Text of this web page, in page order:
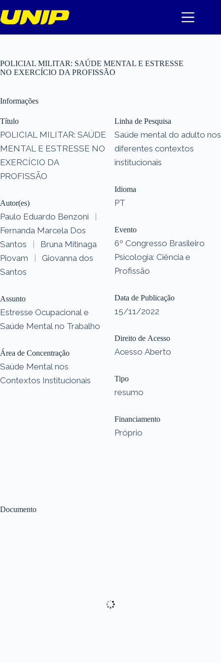
para
o
POLICIAL MILITAR: SAÚDE MENTAL E ESTRESSE
NO EXERCÍCIO DA PROFISSÃO
Documento
Informações
Título
POLICIAL MILITAR: SAÚDE
MENTAL E ESTRESSE NO
EXERCÍCIO DA
PROFISSÃO
Autor(es)
Paulo Eduardo Benzoni
|
Fernanda Marcela Dos
Santos
|
Bruna Mitinaga
Piovam
|
Giovanna dos
Santos
Assunto
Estresse Ocupacional e
Saúde Mental no Trabalho
Área de Concentração
Saúde Mental nos
Contextos Institucionais
Linha de Pesquisa
Saúde mental do adulto nos
diferentes contextos
institucionais
Idioma
PT
Evento
6º Congresso Brasileiro
Psicologia: Ciência e
Profissão
Data de Publicação
15/11/2022
Direito de Acesso
Acesso Aberto
Tipo
resumo
Financiamento
Próprio